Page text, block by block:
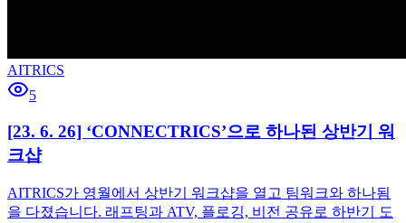
AITRICS
5
[23. 6. 26] ‘CONNECTRICS’으로 하나된 상반기 워
크샵
AITRICS가 영월에서 상반기 워크샵을 열고 팀워크와 하나됨
을 다졌습니다. 래프팅과 ATV, 플로깅, 비전 공유로 하반기 도